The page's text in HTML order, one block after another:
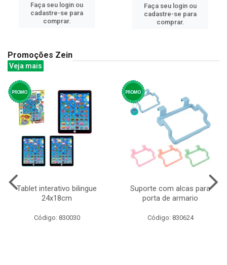
Faça seu login ou
cadastre-se para
comprar.
Faça seu login ou
cadastre-se para
comprar.
Promoções Zein
Veja mais
Tablet interativo bilingue
24x18cm
Código: 830030
Suporte com alcas para
porta de armario
Código: 830624